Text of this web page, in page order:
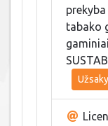
tabako